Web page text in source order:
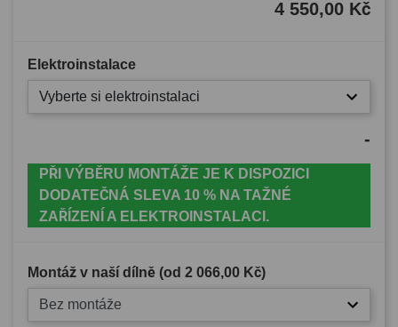
4 550,00 Kč
Elektroinstalace
Vyberte si elektroinstalaci
-
PŘI VÝBĚRU MONTÁŽE JE K DISPOZICI
DODATEČNÁ SLEVA 10 % NA TAŽNÉ
ZAŘÍZENÍ A ELEKTROINSTALACI.
Montáž v naší dílně (od 2 066,00 Kč)
Bez montáže